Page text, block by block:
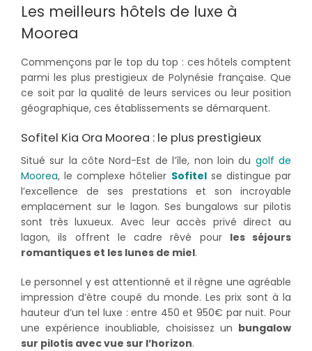
Les meilleurs hôtels de luxe à
Moorea
Commençons par le top du top : ces hôtels comptent
parmi les plus prestigieux de Polynésie française. Que
ce soit par la qualité de leurs services ou leur position
géographique, ces établissements se démarquent.
Sofitel Kia Ora Moorea : le plus prestigieux
Situé sur la côte Nord-Est de l’île, non loin du golf de
Moorea, le complexe hôtelier Sofitelse distingue par
l’excellence de ses prestations et son incroyable
emplacement sur le lagon. Ses bungalows sur pilotis
sont très luxueux. Avec leur accès privé direct au
lagon, ils offrent le cadre rêvé pour les séjours
romantiques et les lunes de miel.
Le personnel y est attentionné et il règne une agréable
impression d’être coupé du monde. Les prix sont à la
hauteur d’un tel luxe : entre 450 et 950€ par nuit. Pour
une expérience inoubliable, choisissez un bungalow
sur pilotis avec vue sur l’horizon.